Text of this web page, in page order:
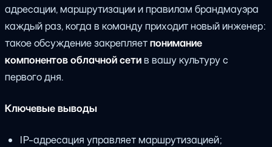
адресации, маршрутизации и правилам брандмауэра
каждый раз, когда в команду приходит новый инженер:
такое обсуждение закрепляетпонимание
компонентов облачной сетив вашу культуру с
первого дня.
Ключевые выводы
IP-адресация управляет маршрутизацией;